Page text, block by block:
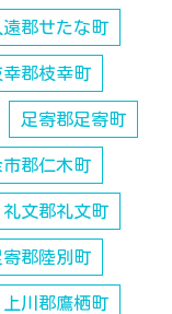
遠郡せたな町
幸郡枝幸町
足寄郡足寄町
市郡仁木町
礼文郡礼文町
寄郡陸別町
上川郡鷹栖町